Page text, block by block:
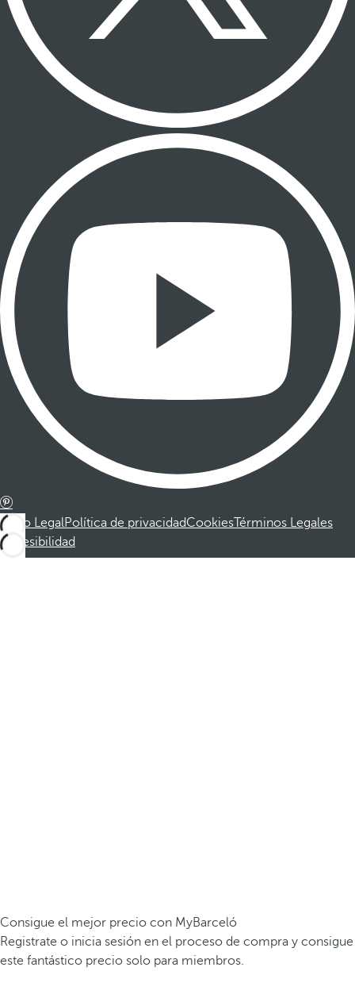
Aviso LegalPolítica de privacidadCookiesTérminos Legales
Accesibilidad
Consigue el mejor precio con MyBarceló
Registrate o inicia sesión en el proceso de compra y consigue
este fantástico precio solo para miembros.